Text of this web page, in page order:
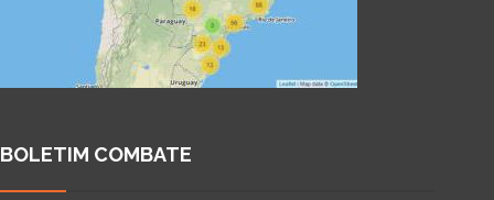
BOLETIM COMBATE